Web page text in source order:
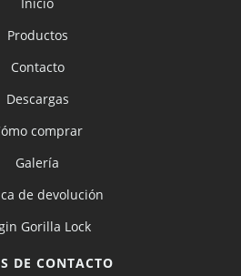
Productos
Contacto
Descargas
comprar
Galería
de devolución
Gorilla Lock
DE CONTACTO